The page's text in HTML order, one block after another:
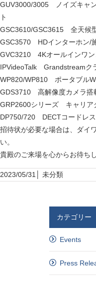
GUV3000/3005 ノイズキャ
ト
GSC3610/GSC3615 全天候
GSC3570 HDインターホン/
GVC3210 4Kオールインワン
IPVideoTalk Grandstreamク
WP820/WP810 ポータブル
GDS3710 高解像度カメラ搭
GRP2600シリーズ キャリア
DP750/720 DECTコードレ
招待状が必要な場合は、ダイ
い。
貴殿のご来場を心からお待ち
2023/05/31│ 未分類
カテゴリー
Events
Press